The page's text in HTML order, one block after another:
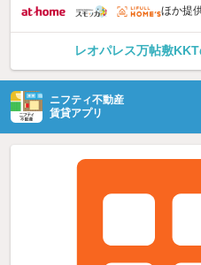
ほか提
レオパレス万帖敷
ニフティ不動産
賃貸アプリ